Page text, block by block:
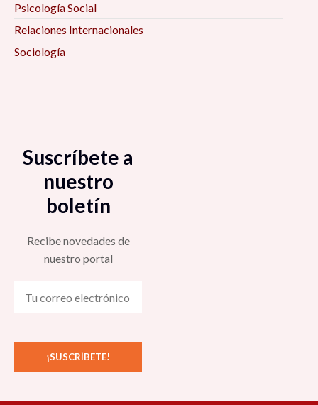
Psicología Social
Relaciones Internacionales
Sociología
Suscríbete a
nuestro
boletín
Recibe novedades de
nuestro portal